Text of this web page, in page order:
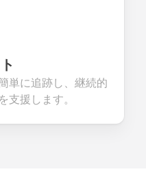
単に追跡し、継続的
支援します。